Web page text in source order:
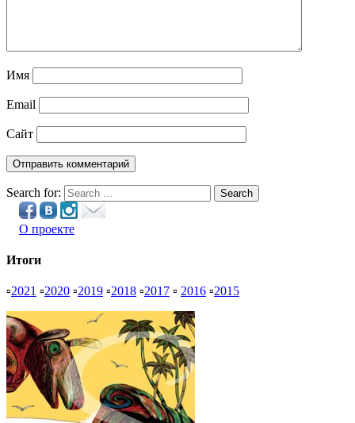
Имя
Email
Сайт
Search for: Search
О проекте
Итоги
▫2021 ▫2020 ▫2019 ▫2018 ▫2017 ▫ 2016 ▫2015